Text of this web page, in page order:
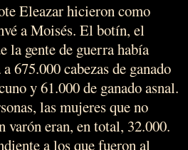
Eleazar hicieron como
a Moisés. El botín, el
la gente de guerra había
675.000 cabezas de ganado
y 61.000 de ganado asnal.
las mujeres que no
varón eran, en total, 32.000.
a los que fueron al